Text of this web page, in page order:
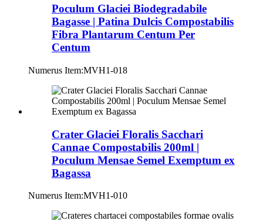
Poculum Glaciei Biodegradabile
Bagasse | Patina Dulcis Compostabilis
Fibra Plantarum Centum Per
Centum
Numerus Item:MVH1-018
Crater Glaciei Floralis Sacchari
Cannae Compostabilis 200ml |
Poculum Mensae Semel Exemptum ex
Bagassa
Numerus Item:MVH1-010